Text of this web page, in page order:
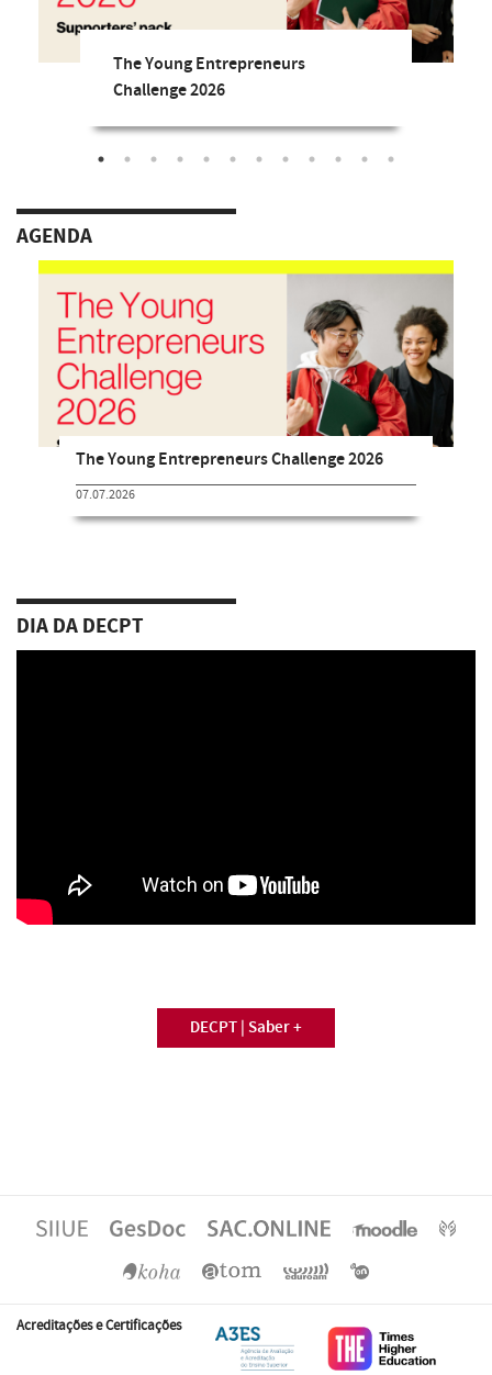
The Young Entrepreneurs
Challenge 2026
AGENDA
The Young Entrepreneurs Challenge 2026
07.07.2026
DIA DA DECPT
DECPT | Saber +
Acreditações e Certificações